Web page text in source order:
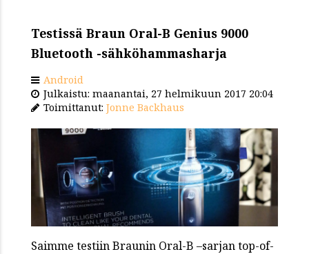
Testissä Braun Oral-B Genius 9000
Bluetooth -sähköhammasharja
Android
Julkaistu: maanantai, 27 helmikuun 2017 20:04
Toimittanut: Jonne Backhaus
Saimme testiin Braunin Oral-B –sarjan top-of-